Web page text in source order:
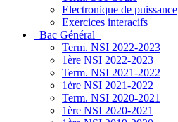
Electronique de puissance
Exercices interacifs
Bac Général
Term. NSI 2022-2023
1ère NSI 2022-2023
Term. NSI 2021-2022
1ère NSI 2021-2022
Term. NSI 2020-2021
1ère NSI 2020-2021